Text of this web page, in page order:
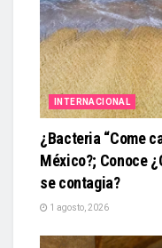
INTERNACIONAL
¿Bacteria “Come
México?; Conoce
se contagia?
1 agosto, 2026